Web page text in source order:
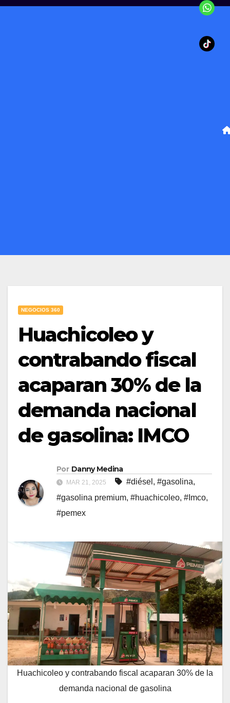
NEGOCIOS 360
Huachicoleo y
contrabando fiscal
acaparan 30% de la
demanda nacional
de gasolina: IMCO
Por Danny Medina
MAR 21, 2025 #diésel , #gasolina,
#gasolina premium, #huachicoleo, #Imco,
#pemex
Huachicoleo y contrabando fiscal acaparan 30% de la
demanda nacional de gasolina